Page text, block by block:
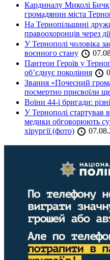
Кардиналу Миколі
громадянин міста
На Тернопільщині
правоохоронців через
У Тернополі чоловіка
воєнного стану
Пантеон Героїв у
об’єднує покоління
Звання «Почесний
посмертно присвоїли
Воїни 44-ї бригади:
У Тернополі стартував
медики обговорюють
хірургії (фото)